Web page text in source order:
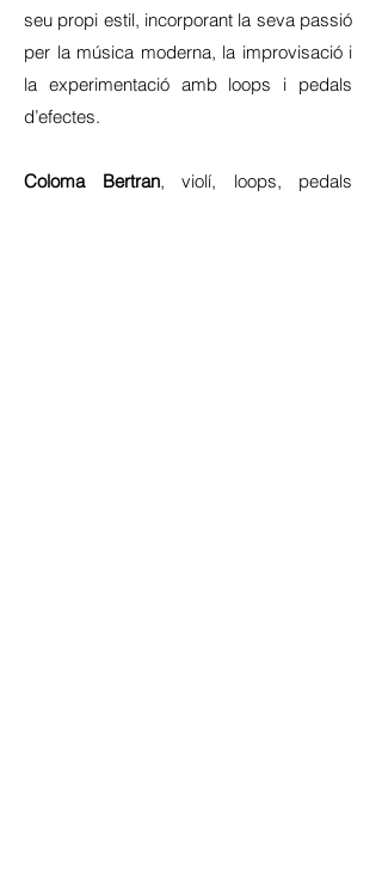
seu propi estil, incorporant la seva passió
per la música moderna, la improvisació i
la experimentació amb loops i pedals
d’efectes.
Coloma Bertran, violí, loops, pedals